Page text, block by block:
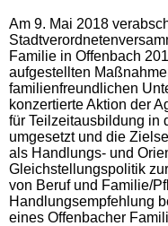
Am 9. Mai 2018
Familie in Offenbach
aufgestellten
familienfreundlichen
konzertierte Aktion der
für Teilzeitausbildung in
umgesetzt und die
als Handlungs- und
Gleichstellungspolitik
von Beruf und Familie/
Handlungsempfehlung
eines Offenbacher